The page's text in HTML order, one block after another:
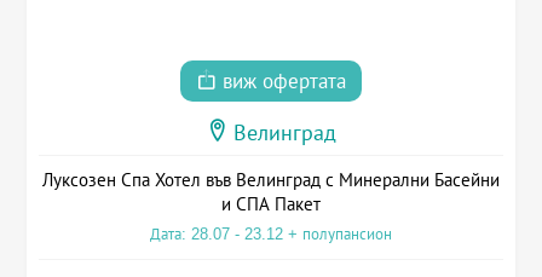
виж офертата
Велинград
Луксозен Спа Хотел във Велинград с Минерални Басейни
и СПА Пакет
Дата: 28.07 - 23.12 + полупансион